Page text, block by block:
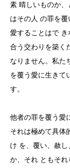
素 晴しいものか
はその人 の罪を
愛することはで
合う交わりを築く
なりません。私た
を覆う愛に生きて
す。
他者の罪を覆う愛
それは極めて具体
け を、覆い、赦
か、それ ともそ